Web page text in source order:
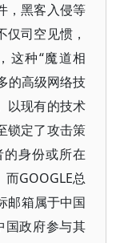
，黑客入侵等
司空见惯，
这种“魔道相
的高级网络技
以现有的技术
锁定了攻击策
身份或所在
GOOGLE总
邮箱属于中国
国政府参与其